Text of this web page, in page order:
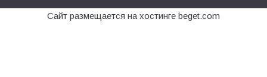
Сайт размещается на хостинге beget.com